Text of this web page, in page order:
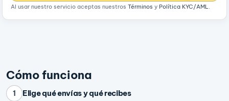
Al usar nuestro servicio aceptas nuestros Términos y Política KYC/AML.
Cómo funciona
1 Elige qué envías y qué recibes